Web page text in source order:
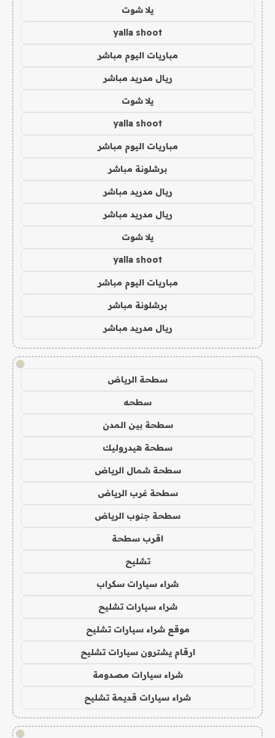
يلا شوت
yalla shoot
مباريات اليوم مباشر
ريال مدريد مباشر
يلا شوت
yalla shoot
مباريات اليوم مباشر
برشلونة مباشر
ريال مدريد مباشر
ريال مدريد مباشر
يلا شوت
yalla shoot
مباريات اليوم مباشر
برشلونة مباشر
ريال مدريد مباشر
!
سطحة الرياض
سطحه
سطحة بين المدن
سطحة هيدروليك
سطحة شمال الرياض
سطحة غرب الرياض
سطحة جنوب الرياض
اقرب سطحة
تشليح
شراء سيارات سكراب
شراء سيارات تشليح
موقع شراء سيارات تشليح
ارقام يشترون سيارات تشليح
شراء سيارات مصدومة
شراء سيارات قديمة تشليح
!